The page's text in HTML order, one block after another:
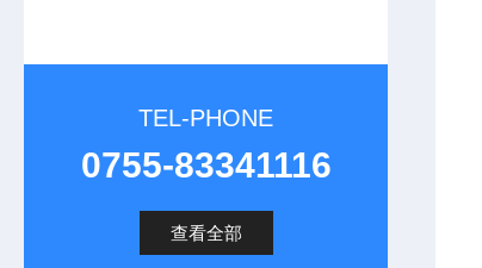
TEL-PHONE
0755-83341116
查看全部